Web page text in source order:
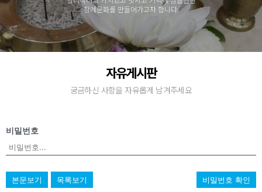
장례문화를 만들어가고자 합니다.
자유게시판
궁금하신 사항을 자유롭게 남겨주세요
비밀번호
본문보기 목록보기 비밀번호 확인